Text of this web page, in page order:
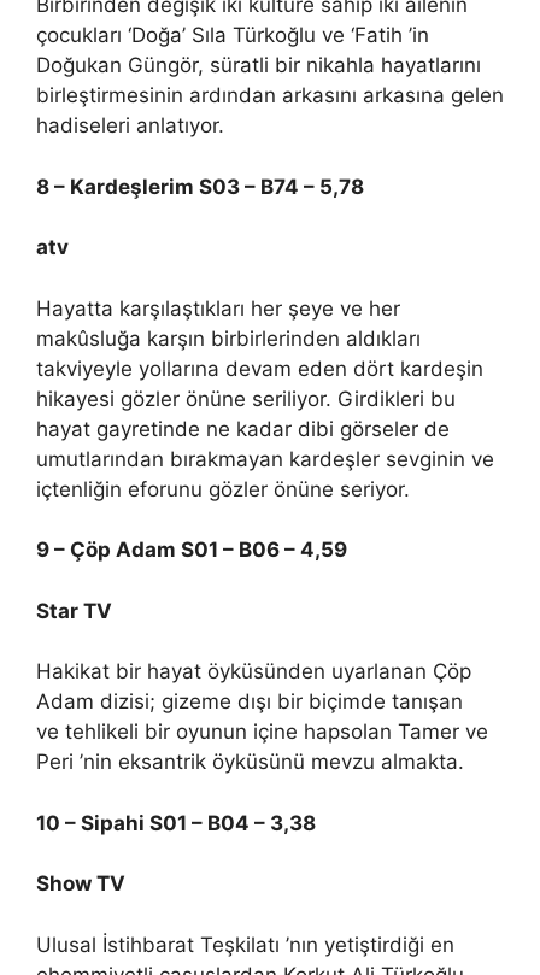
Birbirinden değişik iki kültüre sahip iki ailenin
çocukları ‘Doğa’ Sıla Türkoğlu ve ‘Fatih ’in
Doğukan Güngör, süratli bir nikahla hayatlarını
birleştirmesinin ardından arkasını arkasına gelen
hadiseleri anlatıyor.
8 – Kardeşlerim S03 – B74 – 5,78
atv
Hayatta karşılaştıkları her şeye ve her
makûsluğa karşın birbirlerinden aldıkları
takviyeyle yollarına devam eden dört kardeşin
hikayesi gözler önüne seriliyor. Girdikleri bu
hayat gayretinde ne kadar dibi görseler de
umutlarından bırakmayan kardeşler sevginin ve
içtenliğin eforunu gözler önüne seriyor.
9 – Çöp Adam S01 – B06 – 4,59
Star TV
Hakikat bir hayat öyküsünden uyarlanan Çöp
Adam dizisi; gizeme dışı bir biçimde tanışan
ve tehlikeli bir oyunun içine hapsolan Tamer ve
Peri ’nin eksantrik öyküsünü mevzu almakta.
10 – Sipahi S01 – B04 – 3,38
Show TV
Ulusal İstihbarat Teşkilatı ’nın yetiştirdiği en